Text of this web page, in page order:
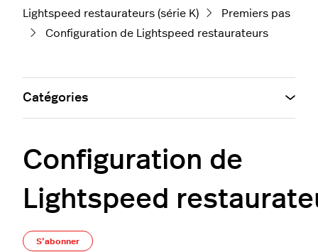
Lightspeed restaurateurs (série K)
Premiers pas
Configuration de Lightspeed restaurateurs
Configuration de
Lightspeed
S’abonner
Catégories